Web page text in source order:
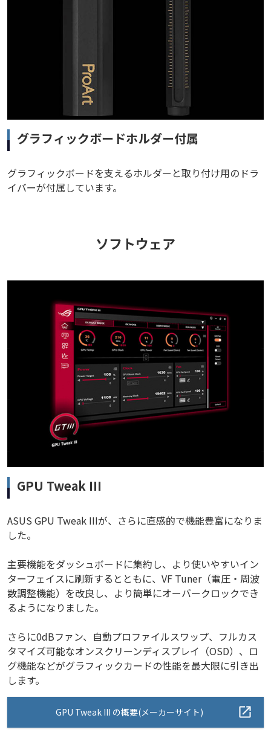
グラフィックボードホルダー付属
グラフィックボードを支えるホルダーと取り付け用のドラ
イバーが付属しています。
ソフトウェア
GPU Tweak III
ASUS GPU Tweak IIIが、さらに直感的で機能豊富になりま
した。
主要機能をダッシュボードに集約し、より使いやすいイン
ターフェイスに刷新するとともに、VF Tuner（電圧・周波
数調整機能）を改良し、より簡単にオーバークロックでき
るようになりました。
さらに0dBファン、自動プロファイルスワップ、フルカス
タマイズ可能なオンスクリーンディスプレイ（OSD）、ロ
グ機能などがグラフィックカードの性能を最大限に引き出
します。
GPU Tweak III の概要(メーカーサイト)